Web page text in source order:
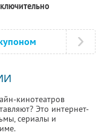
кинотеатров
Это интернет-
сериалы и